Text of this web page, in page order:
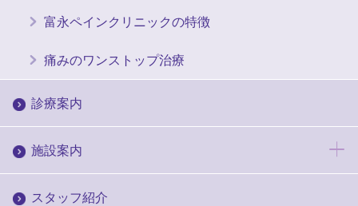
富永ペインクリニックの特徴
痛みのワンストップ治療
診療案内
施設案内
スタッフ紹介